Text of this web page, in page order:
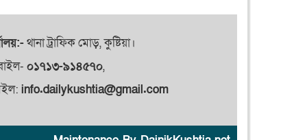
থানা ট্রাফিক মোড়, কুষ্টিয়া।
০১৭১৩-৯১৪৫৭০,
info.dailykushtia@gmail.com